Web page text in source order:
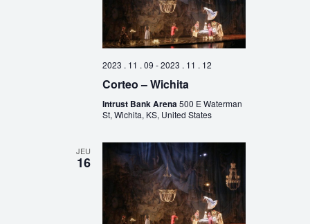
2023 . 11 . 09 -2023 . 11 . 12
Corteo – Wichita
Intrust Bank Arena500 E Waterman
St, Wichita, KS, United States
JEU
16